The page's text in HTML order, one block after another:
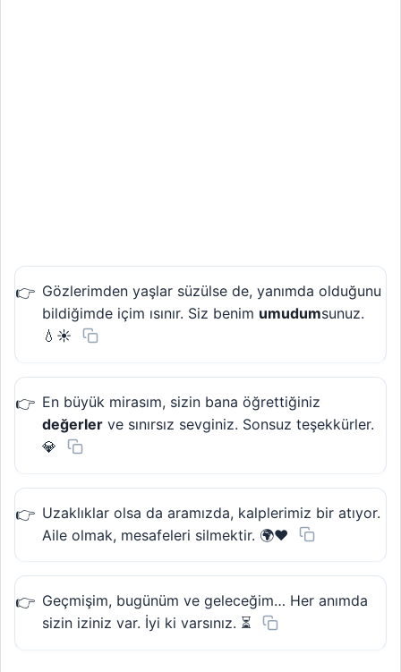
Gözlerimden yaşlar süzülse de, yanımda olduğunu
bildiğimde içim ısınır. Siz benim umudumsunuz.
💧☀️
En büyük mirasım, sizin bana öğrettiğiniz
değerler ve sınırsız sevginiz. Sonsuz teşekkürler.
💎
Uzaklıklar olsa da aramızda, kalplerimiz bir atıyor.
Aile olmak, mesafeleri silmektir. 🌍❤️
Geçmişim, bugünüm ve geleceğim… Her anımda
sizin iziniz var. İyi ki varsınız. ⏳